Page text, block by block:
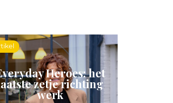
Heroes: het
zetje richting
werk